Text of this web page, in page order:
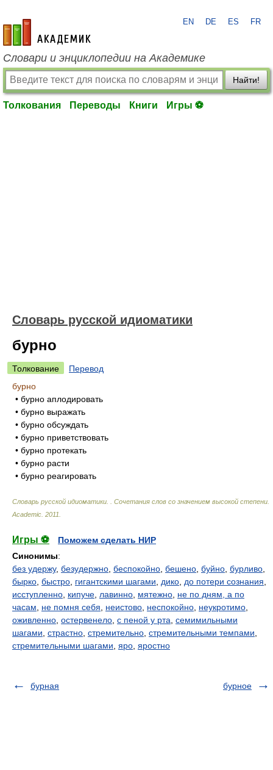
academic.ru
EN DE ES FR
Словари и энциклопедии на Академике
Найти!
Толкования Переводы Книги Игры ⚽
Словарь русской идиоматики
бурно
Толкование
Перевод
бурно
• бурно аплодировать
• бурно выражать
• бурно обсуждать
• бурно приветствовать
• бурно протекать
• бурно расти
• бурно реагировать
Словарь русской идиоматики. . Сочетания слов со значением высокой степени
Academic 2011
Игры ⚽
Поможем сделать НИР
Синонимы:
без удержу, безудержно беспокойно бешено буйно бурливо
бырко быстро гигантскими шагами дико до потери сознания
исступленно кипуче лавинно мятежно не по дням, а по
часам
не помня себя неистово неспокойно неукротимо
оживленно остервенело с пеной у рта семимильными
шагами страстно стремительно стремительными темпами
стремительными шагами яро яростно
бурная бурное